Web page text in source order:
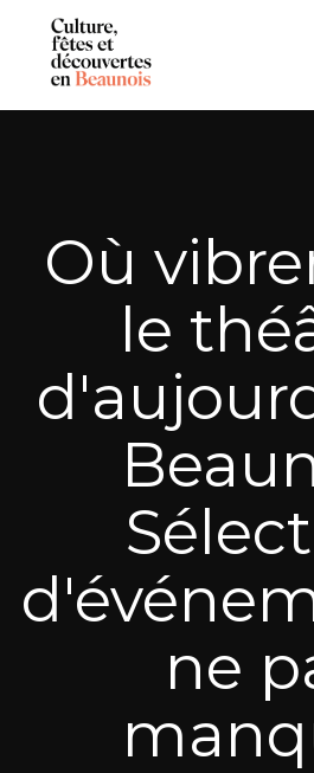
Où
le
ne